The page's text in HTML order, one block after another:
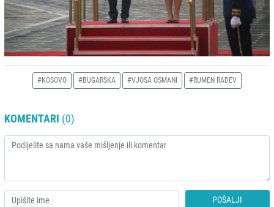
#KOSOVO #BUGARSKA #VJOSA OSMANI #RUMEN RADEV
KOMENTARI (0)
POŠALJI